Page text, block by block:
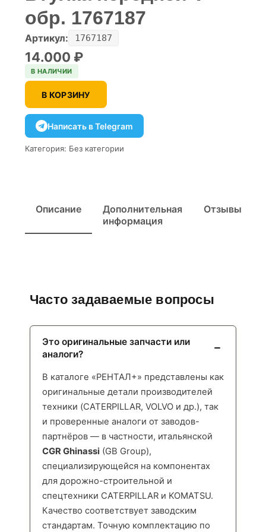
обр. 1767187
Артикул: 1767187
14.000 ₽
В НАЛИЧИИ
В КОРЗИНУ
Написать в Telegram
Категория: Без категории
Описание
Дополнительная
информация
Отзывы
Часто задаваемые вопросы
Это оригинальные запчасти или
аналоги?
В каталоге «РЕНТАЛ+» представлены как
оригинальные детали производителей
техники (CATERPILLAR, VOLVO и др.), так
и проверенные аналоги от заводов-
партнёров — в частности, итальянской
CGR Ghinassi (GB Group),
специализирующейся на компонентах
для дорожно-строительной и
спецтехники CATERPILLAR и KOMATSU.
Качество соответствует заводским
стандартам. Точную комплектацию по